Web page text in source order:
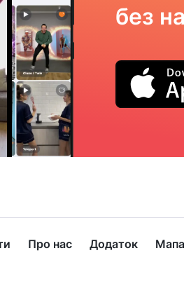
без
Про нас Додаток